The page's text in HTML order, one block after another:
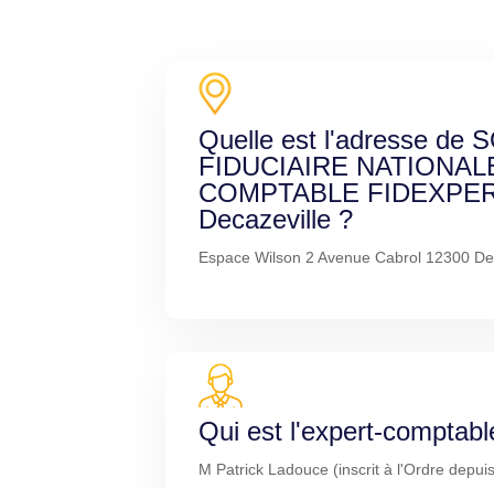
Quelle est l'adresse de
FIDUCIAIRE
COMPTABLE
Decazeville ?
Espace Wilson 2 Avenue Cabrol 12300
Qui est l'expert-
M Patrick Ladouce (inscrit à l'Ordre